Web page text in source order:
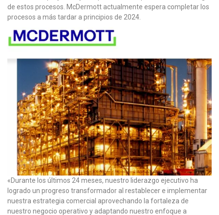
de estos procesos. McDermott actualmente espera completar los
procesos a más tardar a principios de 2024.
«Durante los últimos 24 meses, nuestro liderazgo ejecutivo ha
logrado un progreso transformador al restablecer e implementar
nuestra estrategia comercial aprovechando la fortaleza de
nuestro negocio operativo y adaptando nuestro enfoque a